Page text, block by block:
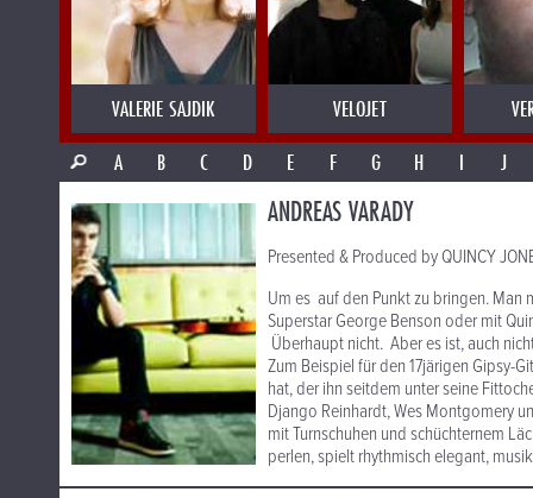
VALERIE SAJDIK VELOJET
A
B C D E F G H I J
ANDREAS VARADY
Presented & Produced by QUINCY
Um es auf den Punkt zu bringen. Man
Superstar George Benson oder mit
Überhaupt nicht. Aber es ist, auch
Zum Beispiel für den 17järigen Gipsy-
hat, der ihn seitdem unter seine
Django Reinhardt, Wes Montgomery
mit Turnschuhen und schüchternem
perlen, spielt rhythmisch elegant,